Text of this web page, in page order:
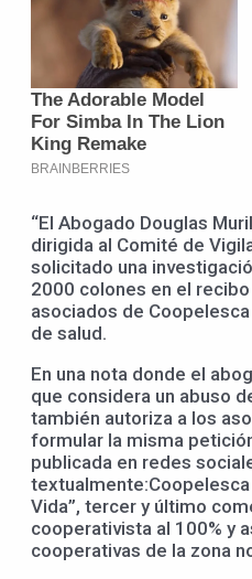
“El Abogado Douglas
dirigida al Comité de
solicitado una
2000 colones en el
asociados de
de salud.
En una nota donde el
que considera un abuso
también autoriza a los
formular la misma
publicada en redes
textualmente:Coopelesca
Vida”, tercer y último
cooperativista al 100% y
cooperativas de la zona